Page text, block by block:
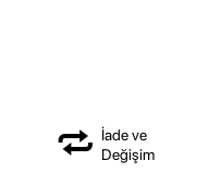
İade ve
Değişim